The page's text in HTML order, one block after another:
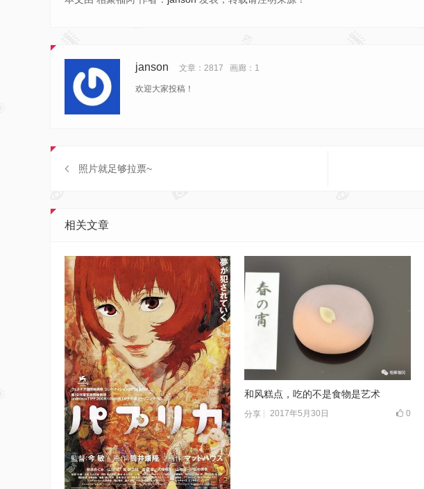
janson 文章：2817 画廊：1
欢迎大家投稿！
照片就足够拉票~
相关文章
和风糕点，吃的不是食物是艺术
分享 2017年5月30日 0